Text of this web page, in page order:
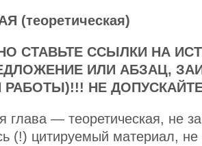
(теоретическая)
СТАВЬТЕ ССЫЛКИ НА
ИЛИ АБЗАЦ,
РАБОТЫ)!!! НЕ
глава — теоретическая, не
(!) цитируемый материал, не